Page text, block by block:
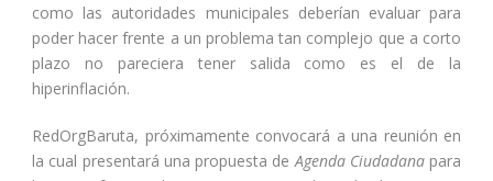
como las autoridades municipales deberían evaluar para
poder hacer frente a un problema tan complejo que a corto
plazo no pareciera tener salida como es el de la
hiperinflación.
RedOrgBaruta, próximamente convocará a una reunión en
la cual presentará una propuesta deAgenda Ciudadanapara